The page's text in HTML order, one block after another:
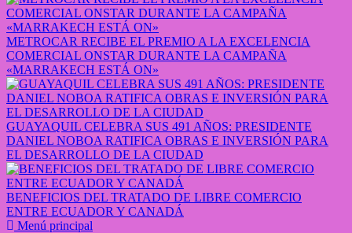
METROCAR RECIBE EL PREMIO A LA EXCELENCIA
COMERCIAL ONSTAR DURANTE LA CAMPAÑA
«MARRAKECH ESTÁ ON»
GUAYAQUIL CELEBRA SUS 491 AÑOS: PRESIDENTE
DANIEL NOBOA RATIFICA OBRAS E INVERSIÓN PARA
EL DESARROLLO DE LA CIUDAD
BENEFICIOS DEL TRATADO DE LIBRE COMERCIO
ENTRE ECUADOR Y CANADÁ
Menú principal